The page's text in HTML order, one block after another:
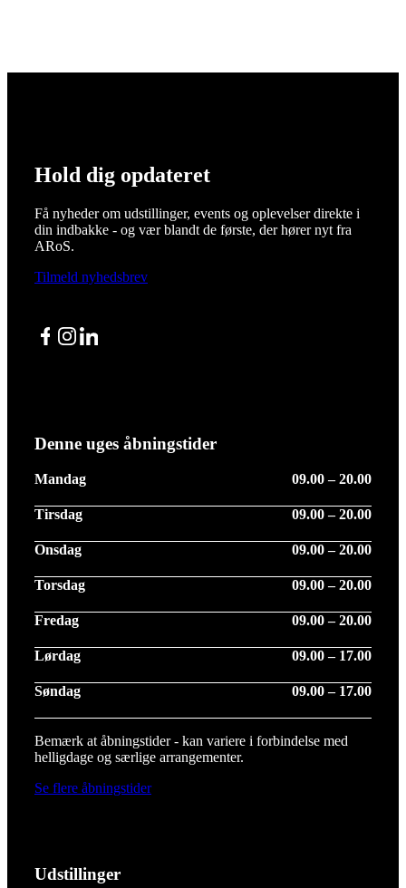
Hold dig opdateret
Få nyheder om udstillinger, events og oplevelser direkte i
din indbakke - og vær blandt de første, der hører nyt fra
ARoS.
Tilmeld nyhedsbrev
Facebook
Instagram
LinkedIn
Denne uges åbningstider
Mandag 09.00 – 20.00
Tirsdag 09.00 – 20.00
Onsdag 09.00 – 20.00
Torsdag 09.00 – 20.00
Fredag 09.00 – 20.00
Lørdag 09.00 – 17.00
Søndag 09.00 – 17.00
Bemærk at åbningstider - kan variere i forbindelse med
helligdage og særlige arrangementer.
Se flere åbningstider
Udstillinger